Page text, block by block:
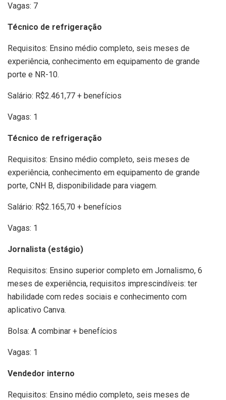
Vagas: 7
Técnico de refrigeração
Requisitos: Ensino médio completo, seis meses de
experiência, conhecimento em equipamento de grande
porte e NR-10.
Salário: R$2.461,77 + benefícios
Vagas: 1
Técnico de refrigeração
Requisitos: Ensino médio completo, seis meses de
experiência, conhecimento em equipamento de grande
porte, CNH B, disponibilidade para viagem.
Salário: R$2.165,70 + benefícios
Vagas: 1
Jornalista (estágio)
Requisitos: Ensino superior completo em Jornalismo, 6
meses de experiência, requisitos imprescindíveis: ter
habilidade com redes sociais e conhecimento com
aplicativo Canva.
Bolsa: A combinar + benefícios
Vagas: 1
Vendedor interno
Requisitos: Ensino médio completo, seis meses de